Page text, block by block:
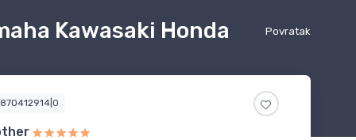
Povratak
Kawasaki Honda